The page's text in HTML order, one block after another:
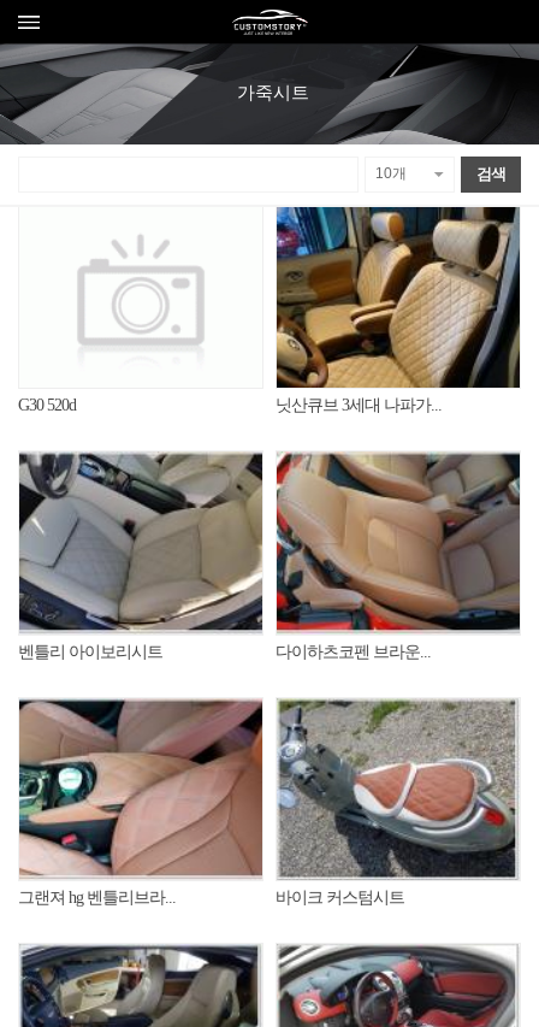
가죽시트
G30 520d 닛산큐브 3세대 나파가...
벤틀리 아이보리시트 다이하츠코펜 브라운...
그랜져 hg 벤틀리브라... 바이크 커스텀시트